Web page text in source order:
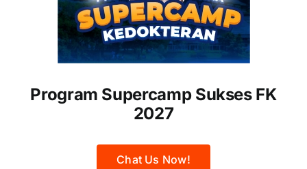
Program Supercamp Sukses FK
2027
Chat Us Now!